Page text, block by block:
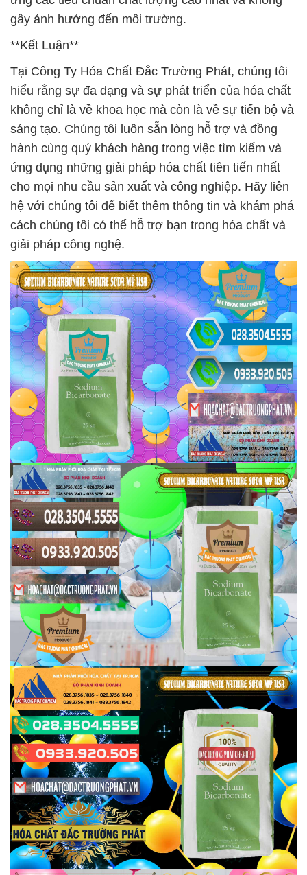
gây ảnh hưởng đến môi trường.
**Kết Luận**
Tại Công Ty Hóa Chất Đắc Trường Phát, chúng tôi
hiểu rằng sự đa dạng và sự phát triển của hóa chất
không chỉ là về khoa học mà còn là về sự tiến bộ và
sáng tạo. Chúng tôi luôn sẵn lòng hỗ trợ và đồng
hành cùng quý khách hàng trong việc tìm kiếm và
ứng dụng những giải pháp hóa chất tiên tiến nhất
cho mọi nhu cầu sản xuất và công nghiệp. Hãy liên
hệ với chúng tôi để biết thêm thông tin và khám phá
cách chúng tôi có thể hỗ trợ bạn trong hóa chất và
giải pháp công nghệ.